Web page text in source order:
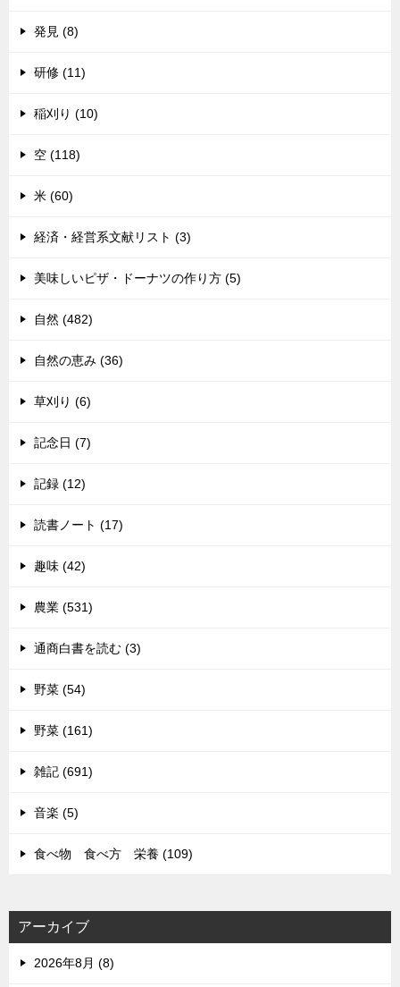
発見 (8)
研修 (11)
稲刈り (10)
空 (118)
米 (60)
経済・経営系文献リスト (3)
美味しいピザ・ドーナツの作り方 (5)
自然 (482)
自然の恵み (36)
草刈り (6)
記念日 (7)
記録 (12)
読書ノート (17)
趣味 (42)
農業 (531)
通商白書を読む (3)
野菜 (54)
野菜 (161)
雑記 (691)
音楽 (5)
食べ物 食べ方 栄養 (109)
アーカイブ
2026年8月 (8)